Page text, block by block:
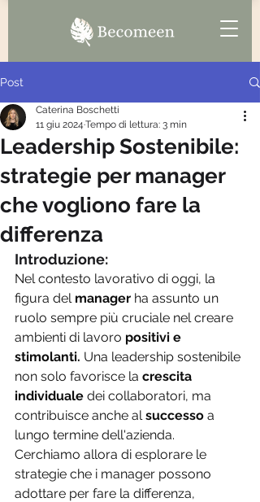
Post
Leadership Sostenibile:
strategie per manager
che vogliono fare la
differenza
Caterina Boschetti
11 giu 2024 Tempo di lettura: 3 min
Introduzione:
Nel contesto lavorativo di oggi, la
figura del manager ha assunto un
ruolo sempre più cruciale nel creare
ambienti di lavoro positivi e
stimolanti. Una leadership sostenibile
non solo favorisce la crescita
individuale dei collaboratori, ma
contribuisce anche al successo a
lungo termine dell'azienda.
Cerchiamo allora di esplorare le
strategie che i manager possono
adottare per fare la differenza,